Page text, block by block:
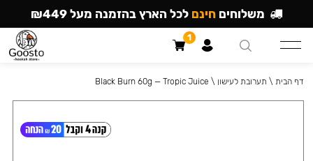
דף הבית \ תערובת לעישון \
Black Burn 60g — Tropic Juice
משלוחים חינם לכל הארץ בהזמנה מעל ₪449
1